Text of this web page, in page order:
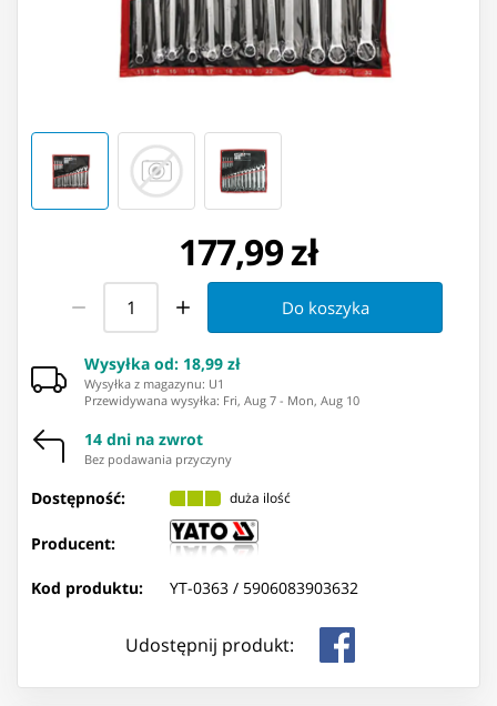
177,99 zł
Do koszyka
Wysyłka od: 18,99 zł
Wysyłka z magazynu: ⁨U1⁩
Przewidywana wysyłka: Fri, Aug 7 - Mon, Aug 10
14 dni na zwrot
Bez podawania przyczyny
Dostępność: duża ilość
Producent:
Kod produktu: YT-0363 / 5906083903632
Udostępnij produkt: